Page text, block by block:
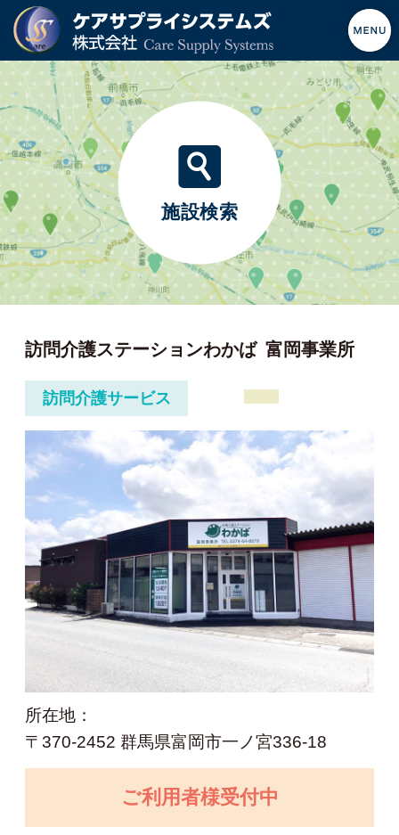
施設検索
訪問介護ステーションわかば 富岡事業所
訪問介護サービス
所在地：
〒370-2452 群馬県富岡市一ノ宮336-18
ご利用者様受付中